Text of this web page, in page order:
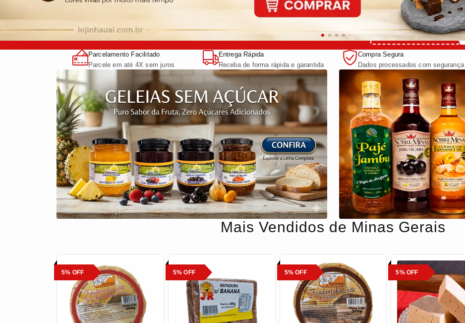
Ganhe 10% de desconto na sua primeira compra com o cupom: PRIMEIRADEMUITAS
Parcelamento Facilitado
Parcele em até 4X sem juros
Entrega Rápida
Receba de forma rápida e garantida
Compra Segura
Dados processados com segurança
Mais Vendidos de Minas Gerais
5% OFF 5% OFF 5% OFF 5% OFF